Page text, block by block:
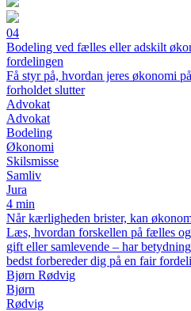
04
Bodeling ved fælles eller adskilt
fordelingen
Få styr på, hvordan jeres økonomi
forholdet slutter
Advokat
Advokat
Bodeling
Økonomi
Skilsmisse
Samliv
Jura
4 min
Når kærligheden brister, kan
Læs, hvordan forskellen på fælles
gift eller samlevende – har
bedst forbereder dig på en fair
Bjørn Rødvig
Bjørn
Rødvig